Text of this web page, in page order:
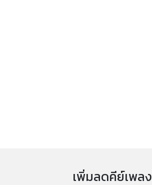
เพิ่มลดคีย์เพลง